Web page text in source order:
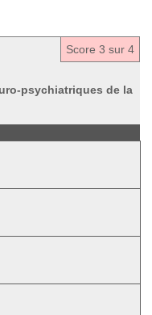
Score 3 sur 4
psychiatriques de la